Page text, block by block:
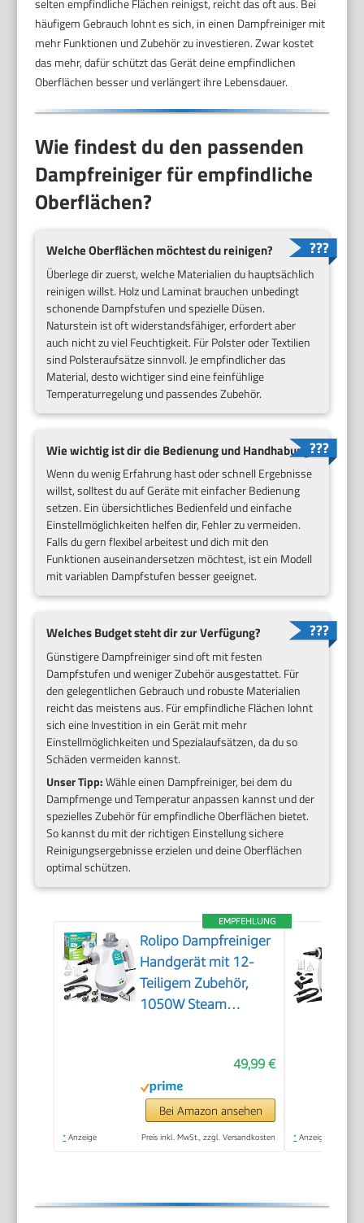
selten empfindliche Flächen reinigst, reicht das oft aus. Bei
häufigem Gebrauch lohnt es sich, in einen Dampfreiniger mit
mehr Funktionen und Zubehör zu investieren. Zwar kostet
das mehr, dafür schützt das Gerät deine empfindlichen
Oberflächen besser und verlängert ihre Lebensdauer.
Wie findest du den passenden
Dampfreiniger für empfindliche
Oberflächen?
Welche Oberflächen möchtest du reinigen?
Überlege dir zuerst, welche Materialien du hauptsächlich
reinigen willst. Holz und Laminat brauchen unbedingt
schonende Dampfstufen und spezielle Düsen.
Naturstein ist oft widerstandsfähiger, erfordert aber
auch nicht zu viel Feuchtigkeit. Für Polster oder Textilien
sind Polsteraufsätze sinnvoll. Je empfindlicher das
Material, desto wichtiger sind eine feinfühlige
Temperaturregelung und passendes Zubehör.
Wie wichtig ist dir die Bedienung und Handhabung?
Wenn du wenig Erfahrung hast oder schnell Ergebnisse
willst, solltest du auf Geräte mit einfacher Bedienung
setzen. Ein übersichtliches Bedienfeld und einfache
Einstellmöglichkeiten helfen dir, Fehler zu vermeiden.
Falls du gern flexibel arbeitest und dich mit den
Funktionen auseinandersetzen möchtest, ist ein Modell
mit variablen Dampfstufen besser geeignet.
Welches Budget steht dir zur Verfügung?
Günstigere Dampfreiniger sind oft mit festen
Dampfstufen und weniger Zubehör ausgestattet. Für
den gelegentlichen Gebrauch und robuste Materialien
reicht das meistens aus. Für empfindliche Flächen lohnt
sich eine Investition in ein Gerät mit mehr
Einstellmöglichkeiten und Spezialaufsätzen, da du so
Schäden vermeiden kannst.
Unser Tipp:Wähle einen Dampfreiniger, bei dem du
Dampfmenge und Temperatur anpassen kannst und der
spezielles Zubehör für empfindliche Oberflächen bietet.
So kannst du mit der richtigen Einstellung sichere
Reinigungsergebnisse erzielen und deine Oberflächen
optimal schützen.
EMPFEHLUNG
Rolipo Dampfreiniger
Handgerät mit 12-
Teiligem Zubehör,
1050W Steam
Polster & Auto–100%
Chemiefrei,
Hochdruck-Dampf
gegen Schmutz Fett
49,99 €
Bei Amazon ansehen
* Anzeige Preis inkl. MwSt., zzgl. Versandkosten * Anzeige